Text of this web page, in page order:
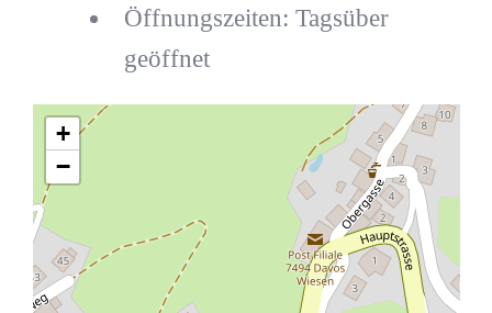
Öffnungszeiten: Tagsüber
geöffnet
+
−